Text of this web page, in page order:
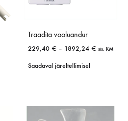
Traadita vooluandur
229,40 € – 1892,24 € sis. KM
Saadaval järeltellimisel